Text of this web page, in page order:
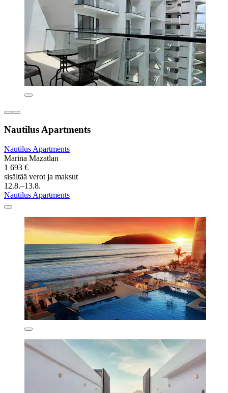
Nautilus Apartments
Nautilus Apartments
Marina Mazatlan
1 693 €
sisältää verot ja maksut
12.8.–13.8.
Nautilus Apartments